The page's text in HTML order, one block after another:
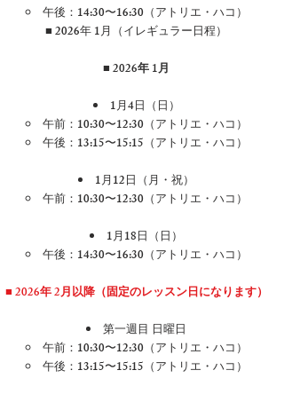
午後：14:30〜16:30（アトリエ・ハコ）
■ 2026年 1月（イレギュラー日程）
■ 2026年 1月
1月4日（日）
午前：10:30〜12:30（アトリエ・ハコ）
午後：13:15〜15:15（アトリエ・ハコ）
1月12日（月・祝）
午前：10:30〜12:30（アトリエ・ハコ）
1月18日（日）
午後：14:30〜16:30（アトリエ・ハコ）
■ 2026年 2月以降（固定のレッスン日になります）
第一週目 日曜日
午前：10:30〜12:30（アトリエ・ハコ）
午後：13:15〜15:15（アトリエ・ハコ）